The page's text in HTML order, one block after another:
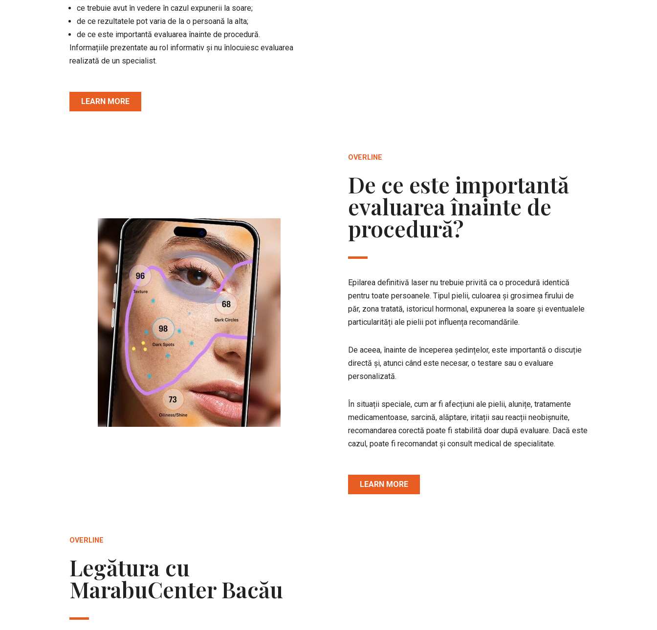
ce trebuie avut în vedere în cazul expunerii la soare;
de ce rezultatele pot varia de la o persoană la alta;
de ce este importantă evaluarea înainte de procedură.
Informațiile prezentate au rol informativ și nu înlocuiesc evaluarea
realizată de un specialist.
LEARN MORE
OVERLINE
De ce este importantă
evaluarea înainte de
procedură?
Epilarea definitivă laser nu trebuie privită ca o procedură identică
pentru toate persoanele. Tipul pielii, culoarea și grosimea firului de
păr, zona tratată, istoricul hormonal, expunerea la soare și eventualele
particularități ale pielii pot influența recomandările.
De aceea, înainte de începerea ședințelor, este importantă o discuție
directă și, atunci când este necesar, o testare sau o evaluare
personalizată.
În situații speciale, cum ar fi afecțiuni ale pielii, alunițe, tratamente
medicamentoase, sarcină, alăptare, iritații sau reacții neobișnuite,
recomandarea corectă poate fi stabilită doar după evaluare. Dacă este
cazul, poate fi recomandat și consult medical de specialitate.
LEARN MORE
OVERLINE
Legătura cu
MarabuCenter Bacău